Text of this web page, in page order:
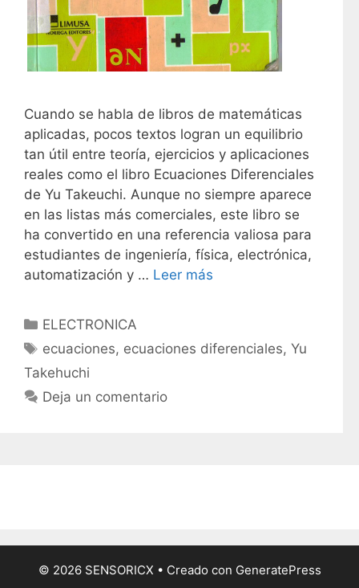
Cuando se habla de libros de matemáticas
aplicadas, pocos textos logran un equilibrio
tan útil entre teoría, ejercicios y aplicaciones
reales como el libro Ecuaciones Diferenciales
de Yu Takeuchi. Aunque no siempre aparece
en las listas más comerciales, este libro se
ha convertido en una referencia valiosa para
estudiantes de ingeniería, física, electrónica,
automatización y … Leer más
C
e
g
ELECTRONICA
E
t
q
ecuaciones, ecuaciones diferenciales,Yu
Takehuchi
Deja un comentario
© 2026 SENSORICX • Creado con GeneratePress